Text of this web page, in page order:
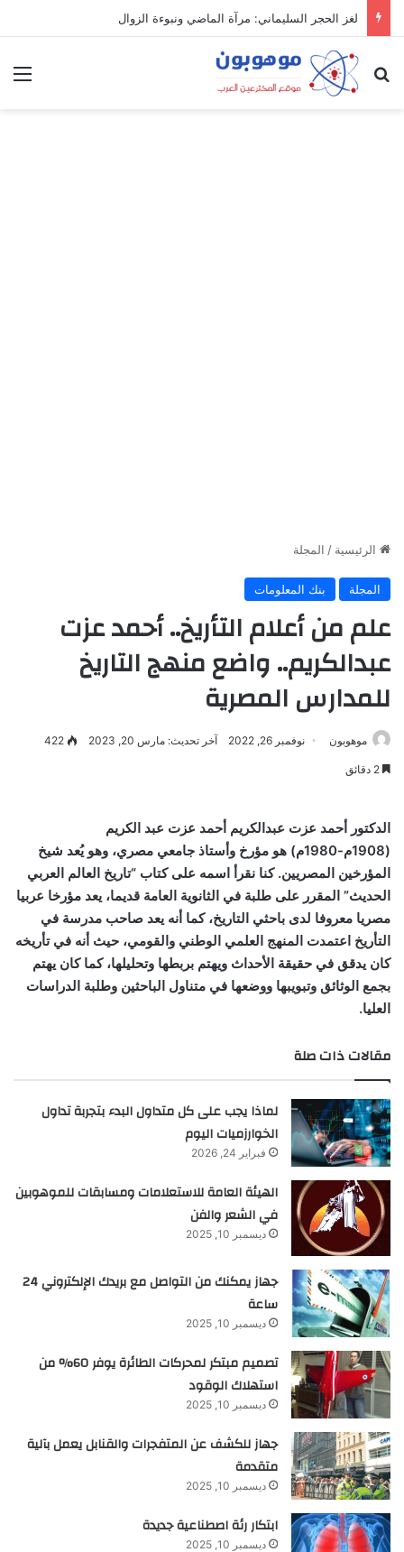
لغز الحجر السليماني: مرآة الماضي ونبوءة الزوال
بحث عن
الرئيسية / المجلة
المجلة بنك المعلومات
علم من أعلام التأريخ.. أحمد عزت
عبدالكريم.. واضع منهج التاريخ
للمدارس المصرية
موهوبون نوفمبر 26, 2022 آخر تحديث: مارس 20, 2023 422
الدكتور أحمد عزت عبدالكريم أحمد عزت عبد الكريم
(1908م-1980م) هو مؤرخ وأستاذ جامعي مصري، وهو يُعد شيخ
المؤرخين المصريين. كنا نقرأ اسمه على كتاب “تاريخ العالم العربي
الحديث” المقرر على طلبة في الثانوية العامة قديما، يعد مؤرخا عربيا
مصريا معروفا لدى باحثي التاريخ، كما أنه يعد صاحب مدرسة في
التأريخ اعتمدت المنهج العلمي الوطني والقومي، حيث أنه في تأريخه
كان يدقق في حقيقة الأحداث ويهتم بربطها وتحليلها، كما كان يهتم
بجمع الوثائق وتبويبها ووضعها في متناول الباحثين وطلبة الدراسات
العليا.
مقالات ذات صلة
لماذا يجب على كل متداول البدء بتجربة تداول
الخوارزميات اليوم
فبراير 24, 2026
الهيئة العامة للاستعلامات ومسابقات للموهوبين
في الشعر والفن
ديسمبر 10, 2025
جهاز يمكنك من التواصل مع بريدك الإلكتروني 24
ساعة
ديسمبر 10, 2025
تصميم مبتكر لمحركات الطائرة يوفر 60% من
استهلاك الوقود
ديسمبر 10, 2025
جهاز للكشف عن المتفجرات والقنابل يعمل بآلية
متقدمة
ديسمبر 10, 2025
ابتكار رئة اصطناعية جديدة
ديسمبر 10, 2025